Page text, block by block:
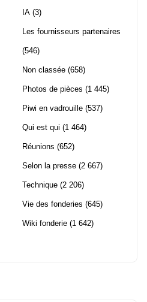
IA (3)
Les fournisseurs partenaires
(546)
Non classée (658)
Photos de pièces (1 445)
Piwi en vadrouille (537)
Qui est qui (1 464)
Réunions (652)
Selon la presse (2 667)
Technique (2 206)
Vie des fonderies (645)
Wiki fonderie (1 642)